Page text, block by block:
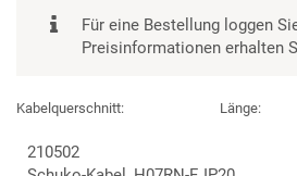
Für eine Bestellung loggen
Preisinformationen erhalten
Kabelquerschnitt: Länge:
210502